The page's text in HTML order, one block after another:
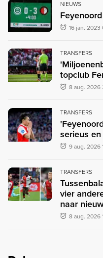
NIEUWS
16 jan. 2023
TRANSFERS
topclub
8 aug. 2026
TRANSFERS
serieus
9 aug. 2026
TRANSFERS
vier
naar
8 aug. 2026